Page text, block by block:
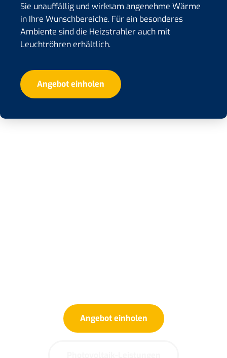
Sie unauffällig und wirksam angenehme Wärme
in Ihre Wunschbereiche. Für ein besonderes
Ambiente sind die Heizstrahler auch mit
Leuchtröhren erhältlich.
Angebot einholen
Angebot einholen